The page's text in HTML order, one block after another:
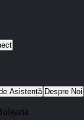
Asistență Despre Noi